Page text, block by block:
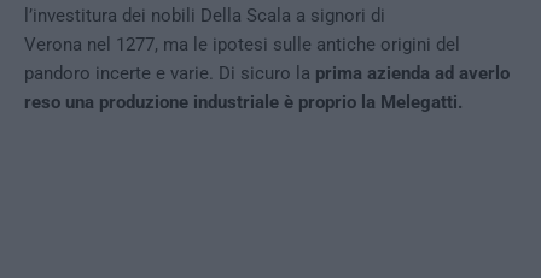
l’investitura dei nobili Della Scala a signori di
Verona nel 1277, ma le ipotesi sulle antiche origini del
pandoro incerte e varie. Di sicuro la prima azienda ad averlo
reso una produzione industriale è proprio la Melegatti.